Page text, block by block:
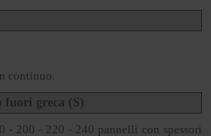
continuo.
fuori greca (S)
- 200 - 220 - 240 pannelli con spessori